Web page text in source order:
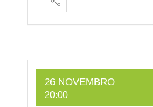
26 NOVEMBRO
20:00